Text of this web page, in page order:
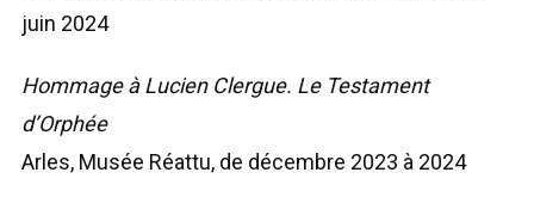
juin 2024
Hommage à Lucien Clergue. Le Testament
d’Orphée
Arles, Musée Réattu, de décembre 2023 à 2024